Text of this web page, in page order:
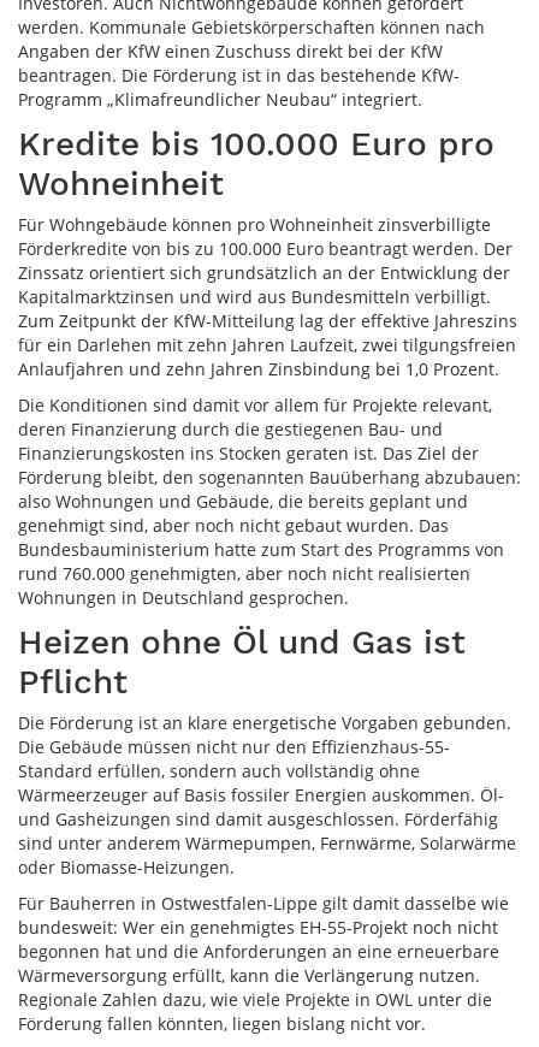
werden. Kommunale Gebietskörperschaften können nach
Angaben der KfW einen Zuschuss direkt bei der KfW
beantragen. Die Förderung ist in das bestehende KfW-
Programm „Klimafreundlicher Neubau“ integriert.
Kredite bis 100.000 Euro pro
Wohneinheit
Für Wohngebäude können pro Wohneinheit zinsverbilligte
Förderkredite von bis zu 100.000 Euro beantragt werden. Der
Zinssatz orientiert sich grundsätzlich an der Entwicklung der
Kapitalmarktzinsen und wird aus Bundesmitteln verbilligt.
Zum Zeitpunkt der KfW-Mitteilung lag der effektive Jahreszins
für ein Darlehen mit zehn Jahren Laufzeit, zwei tilgungsfreien
Anlaufjahren und zehn Jahren Zinsbindung bei 1,0 Prozent.
Die Konditionen sind damit vor allem für Projekte relevant,
deren Finanzierung durch die gestiegenen Bau- und
Finanzierungskosten ins Stocken geraten ist. Das Ziel der
Förderung bleibt, den sogenannten Bauüberhang abzubauen:
also Wohnungen und Gebäude, die bereits geplant und
genehmigt sind, aber noch nicht gebaut wurden. Das
Bundesbauministerium hatte zum Start des Programms von
rund 760.000 genehmigten, aber noch nicht realisierten
Wohnungen in Deutschland gesprochen.
Heizen ohne Öl und Gas ist
Pflicht
Die Förderung ist an klare energetische Vorgaben gebunden.
Die Gebäude müssen nicht nur den Effizienzhaus-55-
Standard erfüllen, sondern auch vollständig ohne
Wärmeerzeuger auf Basis fossiler Energien auskommen. Öl-
und Gasheizungen sind damit ausgeschlossen. Förderfähig
sind unter anderem Wärmepumpen, Fernwärme, Solarwärme
oder Biomasse-Heizungen.
Für Bauherren in Ostwestfalen-Lippe gilt damit dasselbe wie
bundesweit: Wer ein genehmigtes EH-55-Projekt noch nicht
begonnen hat und die Anforderungen an eine erneuerbare
Wärmeversorgung erfüllt, kann die Verlängerung nutzen.
Regionale Zahlen dazu, wie viele Projekte in OWL unter die
Förderung fallen könnten, liegen bislang nicht vor.